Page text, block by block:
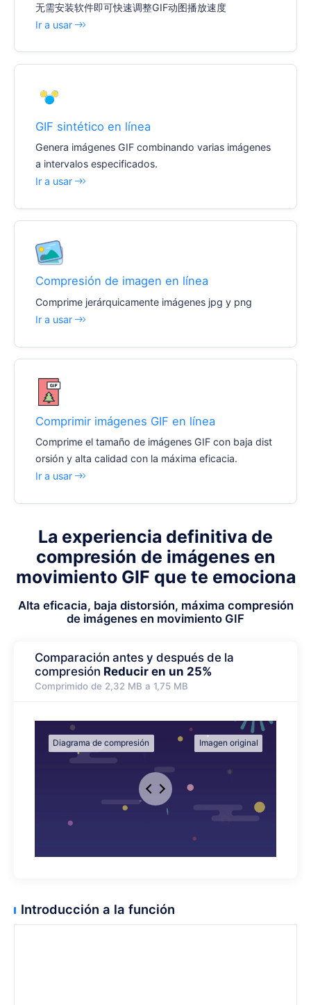
无需安装软件即可快速调整GIF动图播放速度
Ir a usar
GIF sintético en línea
Genera imágenes GIF combinando varias imágenes
a intervalos especificados.
Ir a usar
Compresión de imagen en línea
Comprime jerárquicamente imágenes jpg y png
Ir a usar
Comprimir imágenes GIF en línea
Comprime el tamaño de imágenes GIF con baja dist
orsión y alta calidad con la máxima eficacia.
Ir a usar
La experiencia definitiva de
compresión de imágenes en
movimiento GIF que te emociona
Alta eficacia, baja distorsión, máxima compresión
de imágenes en movimiento GIF
Comparación antes y después de la
compresión Reducir en un 25%
Comprimido de 2,32 MB a 1,75 MB
Introducción a la función